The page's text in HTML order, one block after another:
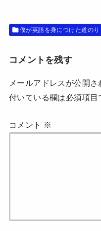
ン
ド
ウ
き
ま
僕が英語を身につけた道のり
コメントを残す
メールアドレスが公開さ
付いている欄は必須項目
コメント ※